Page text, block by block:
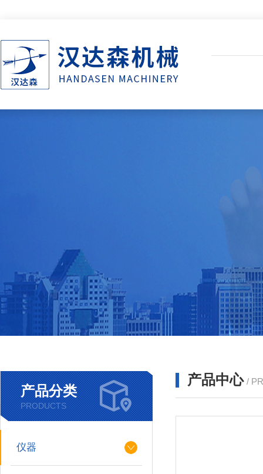
产品分类
PRODUCTS
仪器
产品中心 /